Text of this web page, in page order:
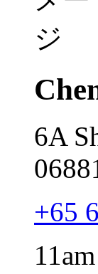
6A
+65